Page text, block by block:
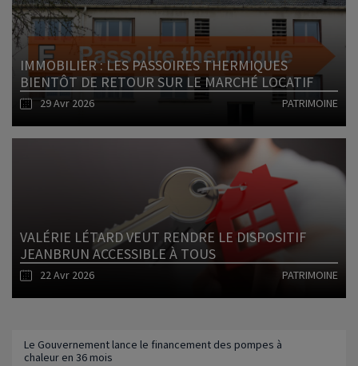
IMMOBILIER : LES PASSOIRES THERMIQUES
BIENTÔT DE RETOUR SUR LE MARCHÉ LOCATIF
29 Avr 2026 PATRIMOINE
Lire l'article
VALÉRIE LÉTARD VEUT RENDRE LE DISPOSITIF
JEANBRUN ACCESSIBLE À TOUS
22 Avr 2026 PATRIMOINE
Le Gouvernement lance le financement des pompes à
chaleur en 36 mois